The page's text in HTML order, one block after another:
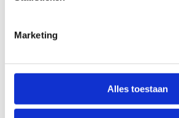
Marketing
Alles toestaan